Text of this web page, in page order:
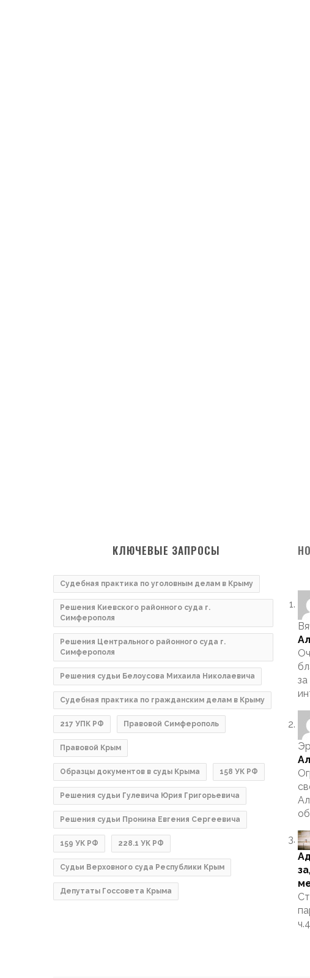
КЛЮЧЕВЫЕ ЗАПРОСЫ
Судебная практика по уголовным делам в Крыму
Решения Киевского районного суда г.
Симферополя
Решения Центрального районного суда г.
Симферополя
Решения судьи Белоусова Михаила Николаевича
Судебная практика по гражданским делам в Крыму
217 УПК РФ Правовой Симферополь
Правовой Крым
Образцы документов в суды Крыма 158 УК РФ
Решения судьи Гулевича Юрия Григорьевича
Решения судьи Пронина Евгения Сергеевича
159 УК РФ 228.1 УК РФ
Судьи Верховного суда Республики Крым
Депутаты Госсовета Крыма